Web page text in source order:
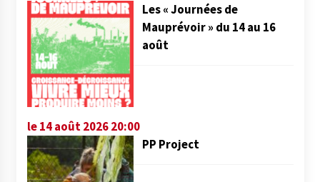
Les « Journées de
Mauprévoir » du 14 au 16
août
le 14 août 2026 20:00
PP Project